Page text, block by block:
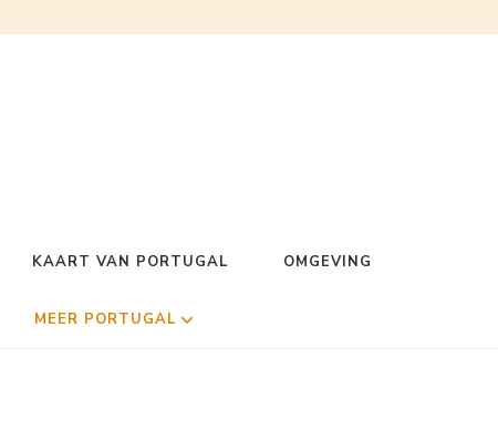
KAART VAN PORTUGAL OMGEVING
MEER PORTUGAL